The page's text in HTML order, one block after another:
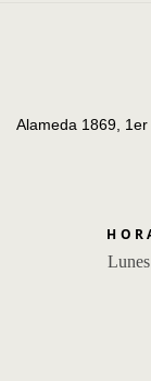
Alameda 1869,